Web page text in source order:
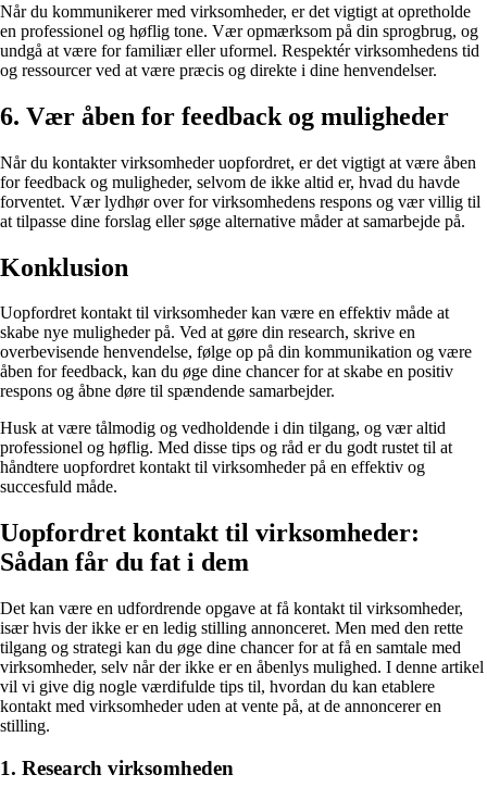
Når du kommunikerer med virksomheder, er det vigtigt at opretholde
en professionel og høflig tone. Vær opmærksom på din sprogbrug, og
undgå at være for familiær eller uformel. Respektér virksomhedens tid
og ressourcer ved at være præcis og direkte i dine henvendelser.
6. Vær åben for feedback og muligheder
Når du kontakter virksomheder uopfordret, er det vigtigt at være åben
for feedback og muligheder, selvom de ikke altid er, hvad du havde
forventet. Vær lydhør over for virksomhedens respons og vær villig til
at tilpasse dine forslag eller søge alternative måder at samarbejde på.
Konklusion
Uopfordret kontakt til virksomheder kan være en effektiv måde at
skabe nye muligheder på. Ved at gøre din research, skrive en
overbevisende henvendelse, følge op på din kommunikation og være
åben for feedback, kan du øge dine chancer for at skabe en positiv
respons og åbne døre til spændende samarbejder.
Husk at være tålmodig og vedholdende i din tilgang, og vær altid
professionel og høflig. Med disse tips og råd er du godt rustet til at
håndtere uopfordret kontakt til virksomheder på en effektiv og
succesfuld måde.
Uopfordret kontakt til virksomheder:
Sådan får du fat i dem
Det kan være en udfordrende opgave at få kontakt til virksomheder,
især hvis der ikke er en ledig stilling annonceret. Men med den rette
tilgang og strategi kan du øge dine chancer for at få en samtale med
virksomheder, selv når der ikke er en åbenlys mulighed. I denne artikel
vil vi give dig nogle værdifulde tips til, hvordan du kan etablere
kontakt med virksomheder uden at vente på, at de annoncerer en
stilling.
1. Research virksomheden